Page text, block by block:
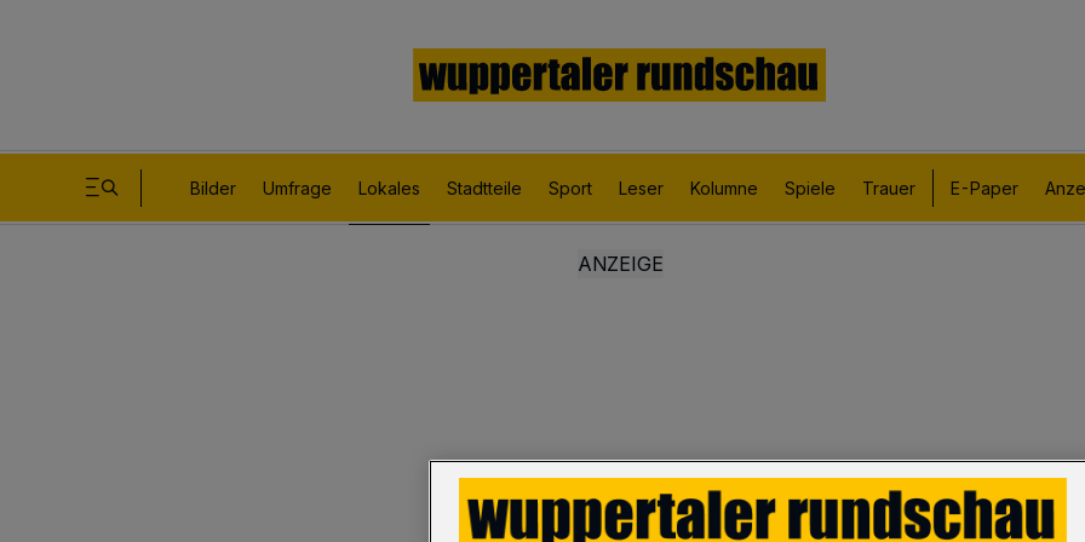
Bilder Umfrage Lokales Stadtteile Sport Leser Kolumne Spiele Trauer E-Paper